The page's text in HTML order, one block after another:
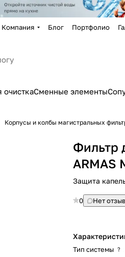
Компания Блог Портфолио
очисткаСменные элементы
Корпусы и колбы магистральных
Фильтр
ARMAS
Защита
0 Нет
Тип системы ?